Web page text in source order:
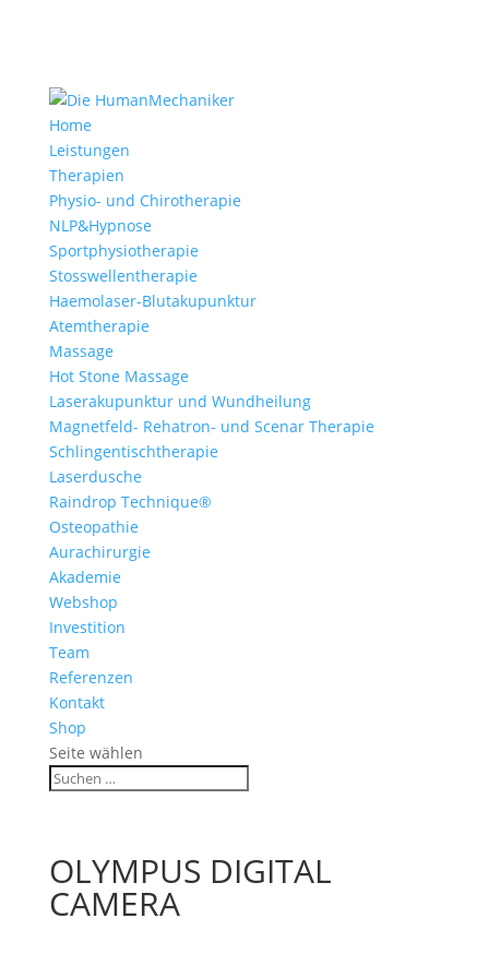
Home
Leistungen
Therapien
Physio- und Chirotherapie
NLP&Hypnose
Sportphysiotherapie
Stosswellentherapie
Haemolaser-Blutakupunktur
Atemtherapie
Massage
Hot Stone Massage
Laserakupunktur und Wundheilung
Magnetfeld- Rehatron- und Scenar Therapie
Schlingentischtherapie
Laserdusche
Raindrop Technique®
Osteopathie
Aurachirurgie
Akademie
Webshop
Investition
Team
Referenzen
Kontakt
Shop
Seite wählen
OLYMPUS DIGITAL
CAMERA